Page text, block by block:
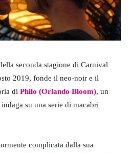
seconda stagione di Carnival
2019, fonde il neo-noir e il
di Philo (Orlando Bloom), un
su una serie di macabri
complicata dalla sua